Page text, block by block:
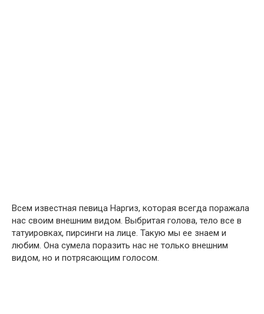
Всем известная певица Наргиз, которая всегда поражала
нас своим внешним видом. Выбритая голова, тело все в
татуировках, пирсинги на лице. Такую мы ее знаем и
любим. Она сумела поразить нас не только внешним
видом, но и потрясающим голосом.